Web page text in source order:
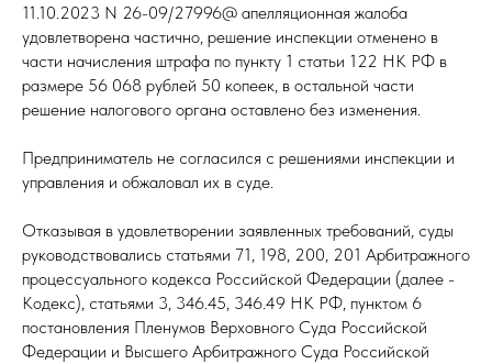
11.10.2023 N 26-09/27996@ апелляционная жалоба
удовлетворена частично, решение инспекции отменено в
части начисления штрафа по пункту 1 статьи 122 НК РФ в
размере 56 068 рублей 50 копеек, в остальной части
решение налогового органа оставлено без изменения.
Предприниматель не согласился с решениями инспекции и
управления и обжаловал их в суде.
Отказывая в удовлетворении заявленных требований, суды
руководствовались статьями 71, 198, 200, 201 Арбитражного
процессуального кодекса Российской Федерации (далее -
Кодекс), статьями 3, 346.45, 346.49 НК РФ, пунктом 6
постановления Пленумов Верховного Суда Российской
Федерации и Высшего Арбитражного Суда Российской